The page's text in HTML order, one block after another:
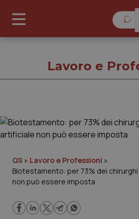
Governo e Parlamento
Regioni e Asl
Lavoro e
QS » Lavoro e Professioni »
Biotestamento: per 73% dei
non può essere imposta